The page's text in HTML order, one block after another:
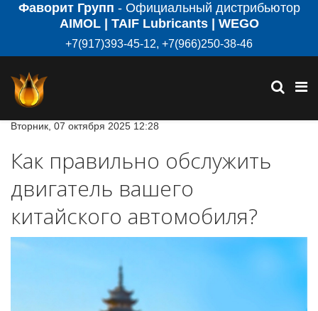
Фаворит Групп - Официальный дистрибьютор
AIMOL | TAIF Lubricants | WEGO
+7(917)393-45-12, +7(966)250-38-46
Вторник, 07 октября 2025 12:28
Как правильно обслужить
двигатель вашего
китайского автомобиля?